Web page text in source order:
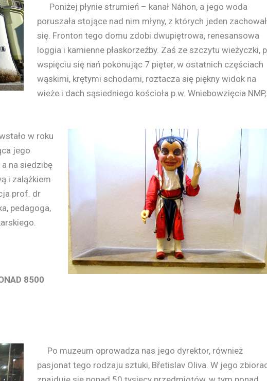
Poniżej płynie strumień – kanał Náhon, a jego woda
poruszała stojące nad nim młyny, z których jeden zachował
się. Fronton tego domu zdobi dwupiętrowa, renesansowa
loggia i kamienne płaskorzeźby. Zaś ze szczytu wieżyczki,
wspięciu się nań pokonując 7 pięter, w ostatnich częściach
wąskimi, krętymi schodami, roztacza się piękny widok na
wieże i dach sąsiedniego kościoła p.w. Wniebowzięcia NMP,
w roku
jego
na siedzibę
i zalążkiem
prof. dr
pedagoga,
8500
Po muzeum oprowadza nas jego dyrektor, również
pasjonat tego rodzaju sztuki, Břetislav Oliva. W jego